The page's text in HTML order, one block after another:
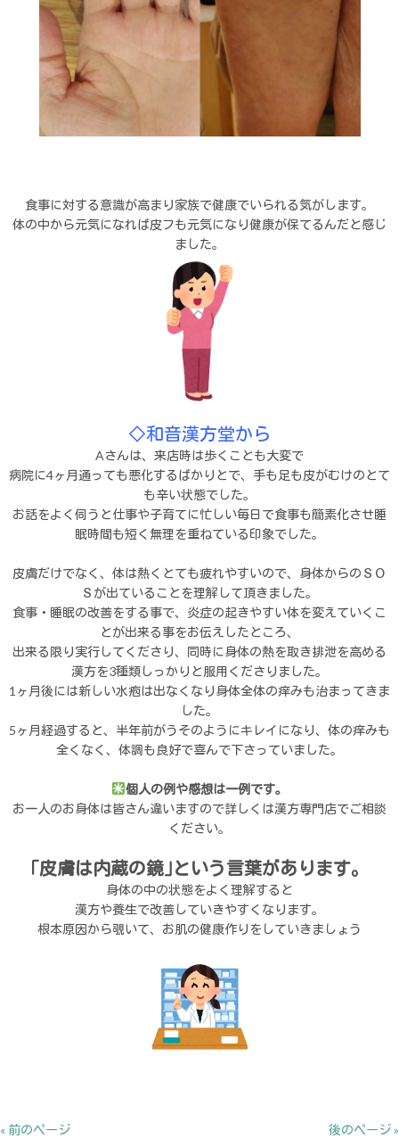
食事に対する意識が高まり家族で健康でいられる気がします。
体の中から元気になれば皮フも元気になり健康が保てるんだと感じ
ました。
◇和音漢方堂から
Aさんは、来店時は歩くことも大変で
病院に4ヶ月通っても悪化するばかりとで、手も足も皮がむけのとて
も辛い状態でした。
お話をよく伺うと仕事や子育てに忙しい毎日で食事も簡素化させ睡
眠時間も短く無理を重ねている印象でした。
皮膚だけでなく、体は熱くとても疲れやすいので、身体からのＳＯ
Ｓが出ていることを理解して頂きました。
食事・睡眠の改善をする事で、炎症の起きやすい体を変えていくこ
とが出来る事をお伝えしたところ、
出来る限り実行してくださり、同時に身体の熱を取き排泄を高める
漢方を3種類しっかりと服用くださりました。
1ヶ月後には新しい水疱は出なくなり身体全体の痒みも治まってきま
した。
5ヶ月経過すると、半年前がうそのようにキレイになり、体の痒みも
全くなく、体調も良好で喜んで下さっていました。
個人の例や感想は一例です。
お一人のお身体は皆さん違いますので詳しくは漢方専門店でご相談
ください。
｢皮膚は内蔵の鏡｣という言葉があります。
身体の中の状態をよく理解すると
漢方や養生で改善していきやすくなります。
根本原因から覗いて、お肌の健康作りをしていきましょう
« 前のページ 後のページ »